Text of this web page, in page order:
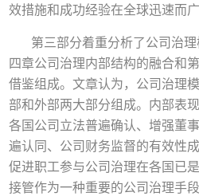
效措施和成功经验在全球迅速而
第三部分着重分析了公司治
四章公司治理内部结构的融合和
借鉴组成。文章认为，公司治理
部和外部两大部分组成。内部表
各国公司立法普遍确认、增强董
遍认同、公司财务监督的有效性
促进职工参与公司治理在各国已
接管作为一种重要的公司治理手